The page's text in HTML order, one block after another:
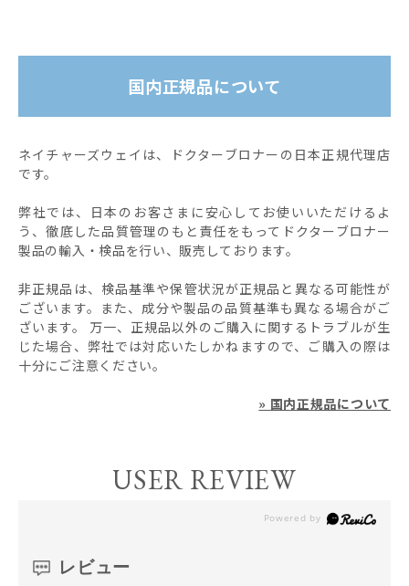
国内正規品について
ネイチャーズウェイは、ドクターブロナーの日本正規代理店
です。
弊社では、日本のお客さまに安心してお使いいただけるよ
う、徹底した品質管理のもと責任をもってドクターブロナー
製品の輸入・検品を行い、販売しております。
非正規品は、検品基準や保管状況が正規品と異なる可能性が
ございます。また、成分や製品の品質基準も異なる場合がご
ざいます。 万一、正規品以外のご購入に関するトラブルが生
じた場合、弊社では対応いたしかねますので、ご購入の際は
十分にご注意ください。
» 国内正規品について
USER REVIEW
レビュー